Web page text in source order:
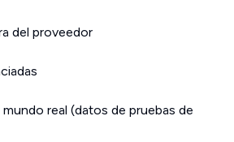
del proveedor
real (datos de pruebas de